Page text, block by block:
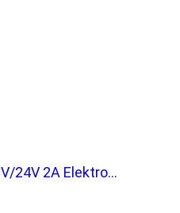
24V 2A Elektro...